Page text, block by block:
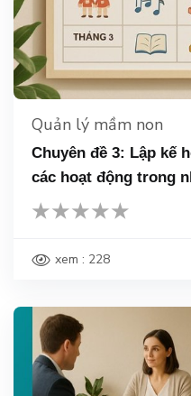
Quản lý mầm non
Chuyên đề 3: Lập kế
các hoạt động trong
xem : 228